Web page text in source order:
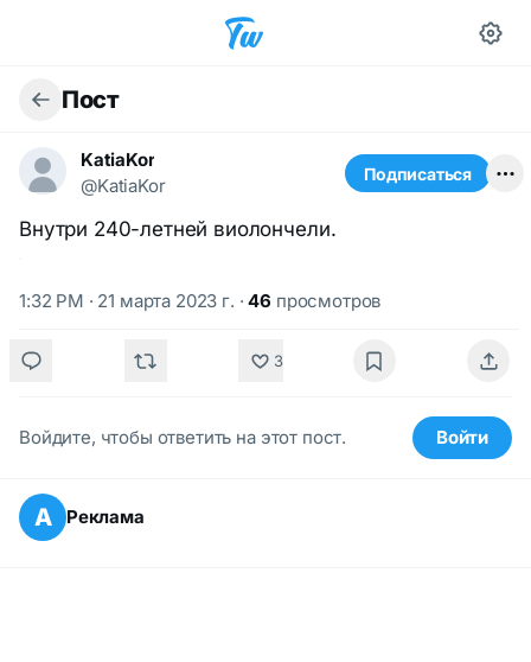
Пост
KatiaKor
@KatiaKor
Подписаться
Внутри 240-летней виолончели.
1:32 PM · 21 марта 2023 г. ·46 просмотров
3
Войдите, чтобы ответить на этот пост. Войти
А Реклама